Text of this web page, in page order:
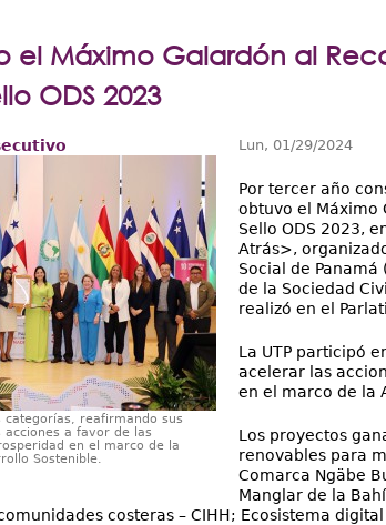
el Máximo Galardón al
ODS 2023
categorías, reafirmando sus
a favor de las
en el marco de la
Sostenible.
Lun, 01/29/2024
Por tercer año
obtuvo el Máximo
Sello ODS 2023,
Atrás>,
Social de
de la Sociedad
realizó en el
La UTP participó
acelerar las
en el marco de la
Los proyectos
renovables para
Comarca Ngäbe
Manglar de la
costeras – CIHH; Ecosistema